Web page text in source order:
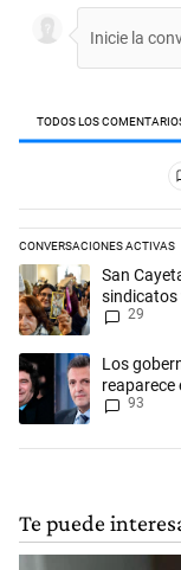
TODOS LOS
Todos los
CONVERSACIONES ACTIVAS
Este listado muestra
Un artículo de
San
sindicatos
Gobierno
29
Un artículo de
Los
reaparece
93